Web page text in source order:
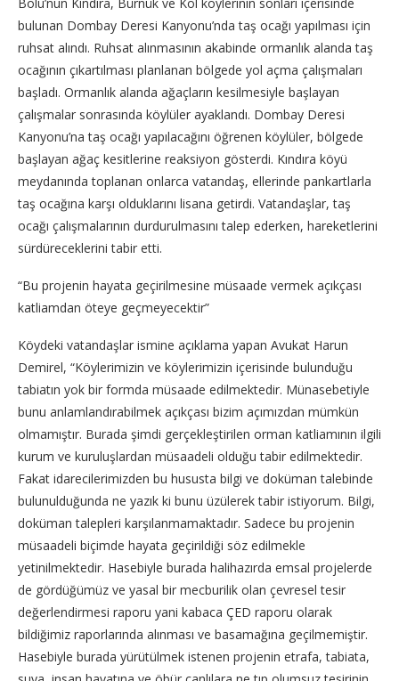
bulunan Dombay Deresi Kanyonu’nda taş ocağı yapılması için
ruhsat alındı. Ruhsat alınmasının akabinde ormanlık alanda taş
ocağının çıkartılması planlanan bölgede yol açma çalışmaları
başladı. Ormanlık alanda ağaçların kesilmesiyle başlayan
çalışmalar sonrasında köylüler ayaklandı. Dombay Deresi
Kanyonu’na taş ocağı yapılacağını öğrenen köylüler, bölgede
başlayan ağaç kesitlerine reaksiyon gösterdi. Kındıra köyü
meydanında toplanan onlarca vatandaş, ellerinde pankartlarla
taş ocağına karşı olduklarını lisana getirdi. Vatandaşlar, taş
ocağı çalışmalarının durdurulmasını talep ederken, hareketlerini
sürdüreceklerini tabir etti.
“Bu projenin hayata geçirilmesine müsaade vermek açıkçası
katliamdan öteye geçmeyecektir”
Köydeki vatandaşlar ismine açıklama yapan Avukat Harun
Demirel, “Köylerimizin ve köylerimizin içerisinde bulunduğu
tabiatın yok bir formda müsaade edilmektedir. Münasebetiyle
bunu anlamlandırabilmek açıkçası bizim açımızdan mümkün
olmamıştır. Burada şimdi gerçekleştirilen orman katliamının ilgili
kurum ve kuruluşlardan müsaadeli olduğu tabir edilmektedir.
Fakat idarecilerimizden bu hususta bilgi ve doküman talebinde
bulunulduğunda ne yazık ki bunu üzülerek tabir istiyorum. Bilgi,
doküman talepleri karşılanmamaktadır. Sadece bu projenin
müsaadeli biçimde hayata geçirildiği söz edilmekle
yetinilmektedir. Hasebiyle burada halihazırda emsal projelerde
de gördüğümüz ve yasal bir mecburilik olan çevresel tesir
değerlendirmesi raporu yani kabaca ÇED raporu olarak
bildiğimiz raporlarında alınması ve basamağına geçilmemiştir.
Hasebiyle burada yürütülmek istenen projenin etrafa, tabiata,